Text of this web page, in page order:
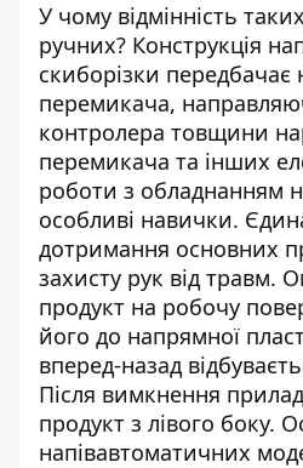
У чому відмінність
ручних? Конструкція
скиборізки передбачає
перемикача,
контролера товщини
перемикача та інших
роботи з обладнанням
особливі навички.
дотримання основних
захисту рук від травм.
продукт на робочу
його до напрямної
вперед-назад
Після вимкнення
продукт з лівого боку.
напівавтоматичних